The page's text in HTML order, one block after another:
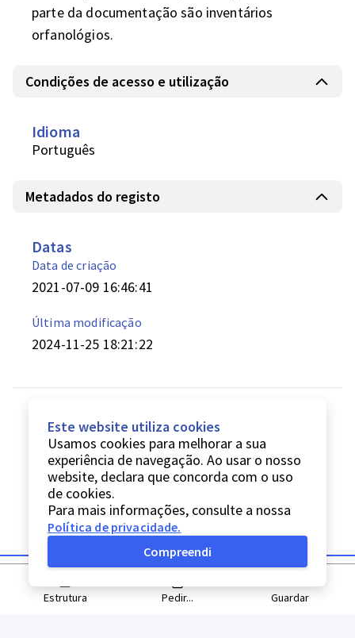
parte da documentação são inventários
orfanológios.
Condições de acesso e utilização
Idioma
Português
Metadados do registo
Datas
Data de criação
2021-07-09 16:46:41
Última modificação
2024-11-25 18:21:22
Estrutura Pedir... Guardar
Este website utiliza cookies
Usamos cookies para melhorar a sua
experiência de navegação. Ao usar o nosso
website, declara que concorda com o uso
de cookies.
Para mais informações, consulte a nossa
Política de privacidade.
Compreendi